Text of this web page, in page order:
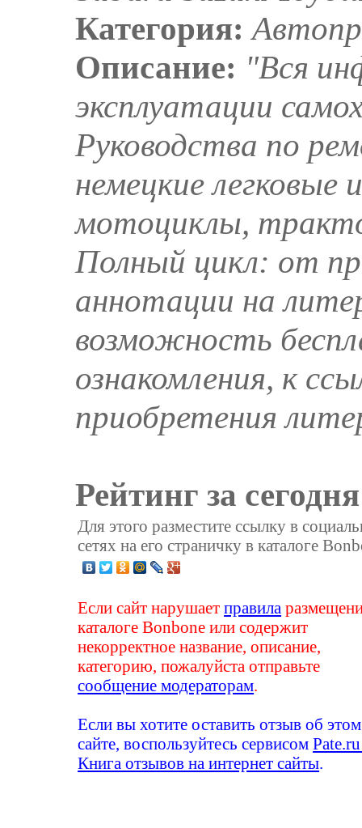
Категория:
Описание: "Вся
эксплуатации
Руководства по
немецкие легковые
мотоциклы,
Полный цикл: от
аннотации на
возможность
ознакомления, к
приобретения
Рейтинг за
Для этого разместите ссылку в
сетях на его страничку в каталоге
Если сайт нарушаетправила
каталоге Bonbone или содержит
некорректное название, описание,
категорию, пожалуйста отправьте
сообщение модераторам
Если вы хотите оставить отзыв об этом
сайте, воспользуйтесь сервисом
Книга отзывов на интернет сайты